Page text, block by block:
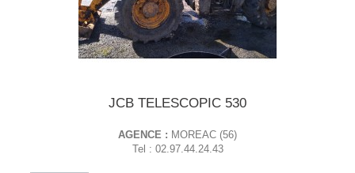
JCB TELESCOPIC 530
AGENCE : MOREAC (56)
Tel : 02.97.44.24.43